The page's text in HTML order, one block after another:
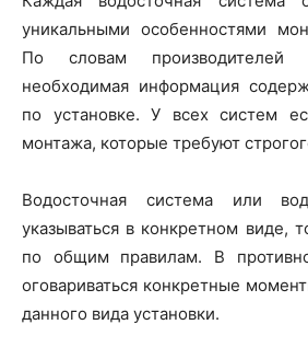
уникальными особенностями
По словам производителей
необходимая информация
по установке. У всех систем
монтажа, которые требуют
Водосточная система или
указываться в конкретном виде,
по общим правилам. В
оговариваться конкретные
данного вида установки.